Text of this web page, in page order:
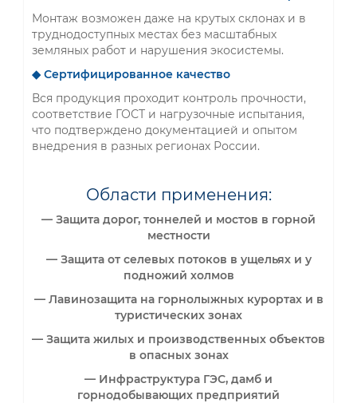
Монтаж возможен даже на крутых склонах и в
труднодоступных местах без масштабных
земляных работ и нарушения экосистемы.
◆ Сертифицированное качество
Вся продукция проходит контроль прочности,
соответствие ГОСТ и нагрузочные испытания,
что подтверждено документацией и опытом
внедрения в разных регионах России.
Области применения:
— Защита дорог, тоннелей и мостов в горной
местности
— Защита от селевых потоков в ущельях и у
подножий холмов
— Лавинозащита на горнолыжных курортах и в
туристических зонах
— Защита жилых и производственных объектов
в опасных зонах
— Инфраструктура ГЭС, дамб и
горнодобывающих предприятий